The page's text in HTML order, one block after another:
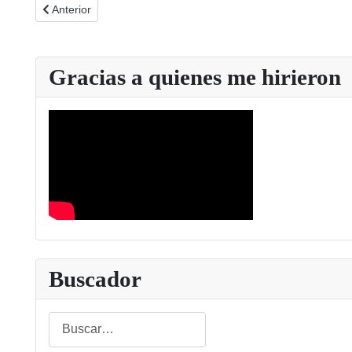
Artículo anterior: Cartel FAJER campaña del día sin juego de
Anterior
Gracias a quienes me hirieron
Buscador
Buscar